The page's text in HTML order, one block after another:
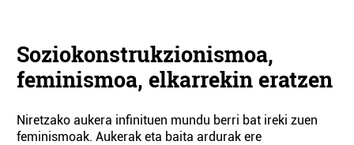
Soziokonstrukzionismoa,
feminismoa, elkarrekin eratzen
Niretzako aukera infinituen mundu berri bat ireki zuen
feminismoak. Aukerak eta baita ardurak ere